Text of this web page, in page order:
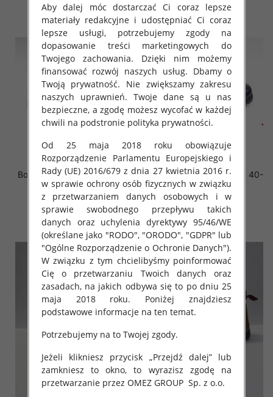
Botki Męskie A12 BLACK 40-
46 OCIEPLANE
43.00 zł
szczegóły
Botki Męskie A-5 BLACK 40-
46 OCIEPLANE
43.00 zł
szczegóły
Aby dalej móc dostarczać Ci coraz lepsze
materiały redakcyjne i udostępniać Ci coraz
lepsze usługi, potrzebujemy zgody na
dopasowanie treści marketingowych do
Twojego zachowania. Dzięki nim możemy
finansować rozwój naszych usług. Dbamy o
Twoją prywatność. Nie zwiększamy zakresu
naszych uprawnień. Twoje dane są u nas
bezpieczne, a zgodę możesz wycofać w każdej
chwili na podstronie polityka prywatności.
Od 25 maja 2018 roku obowiązuje
Rozporządzenie Parlamentu Europejskiego i
Rady (UE) 2016/679 z dnia 27 kwietnia 2016 r.
w sprawie ochrony osób fizycznych w związku
z przetwarzaniem danych osobowych i w
sprawie swobodnego przepływu takich
danych oraz uchylenia dyrektywy 95/46/WE
(określane jako "RODO", "ORODO", "GDPR" lub
"Ogólne Rozporządzenie o Ochronie Danych").
W związku z tym chcielibyśmy poinformować
Cię o przetwarzaniu Twoich danych oraz
zasadach, na jakich odbywa się to po dniu 25
maja 2018 roku. Poniżej znajdziesz
podstawowe informacje na ten temat.
Potrzebujemy na to Twojej zgody.
Jeżeli klikniesz przycisk „Przejdź dalej” lub
zamkniesz to okno, to wyrazisz zgodę na
przetwarzanie przez OMEZ GROUP Sp. z o.o.